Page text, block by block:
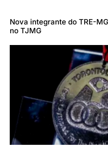
Nova integrante do TRE-
no TJMG